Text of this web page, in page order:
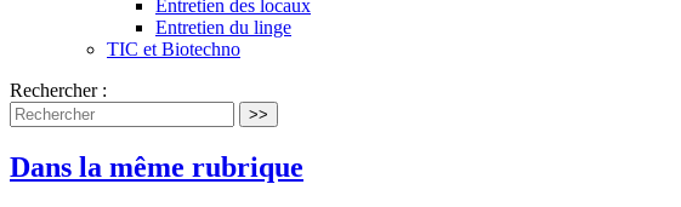
Entretien des locaux
Entretien du linge
TIC et Biotechno
Rechercher :
>>
Dans la même rubrique